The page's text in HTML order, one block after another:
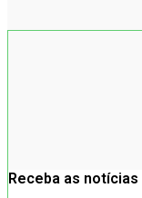
Receba as